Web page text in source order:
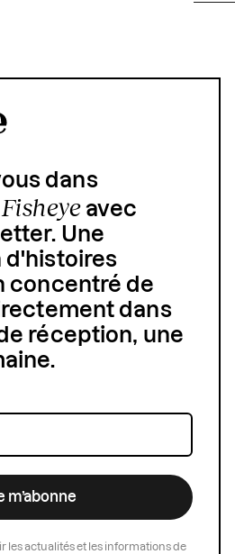
dans
Fisheyeavec
Une
d'histoires
concentré de
dans
réception, une
m’abonne
les actualités et les informations de